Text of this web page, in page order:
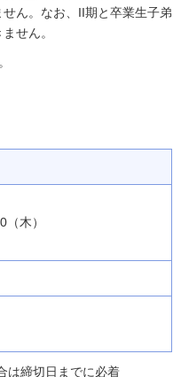
ん。なお、II期と卒業生子弟
せん。
木）
は締切日までに必着